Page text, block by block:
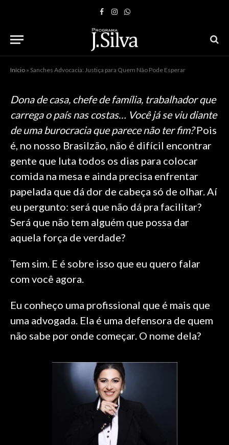
Facebook
Instagram
WhatsApp
Início » Sanches Advocacia: Justiça para Quem Não Pode Esperar
Dona de casa, chefe de família, trabalhador que
carrega o país nas costas… Você já se viu diante
de uma burocracia que parece não ter fim?Pois
é, no nosso Brasilzão, não é difícil encontrar
gente que luta todos os dias para colocar
comida na mesa e ainda precisa enfrentar
papelada que dá dor de cabeça só de olhar. Aí
eu pergunto: será que não dá pra facilitar?
Será que não tem alguém que possa dar
aquela força de verdade?
Tem sim. E é sobre isso que eu quero falar
com você agora.
Eu conheço uma profissional que é mais que
uma advogada. Ela é uma defensora de quem
não sabe por onde começar. O nome dela?